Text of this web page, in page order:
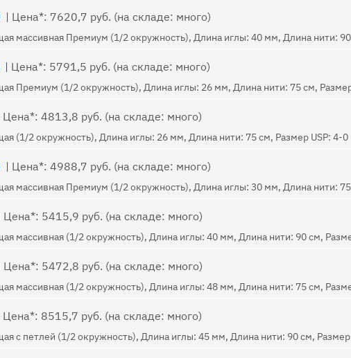
| Цена*: 7620,7 руб. (на складе: много)
массивная Премиум (1/2 окружность), Длина иглы: 40 мм, Длина нити: 90
| Цена*: 5791,5 руб. (на складе: много)
Премиум (1/2 окружность), Длина иглы: 26 мм, Длина нити: 75 см,
Цена*: 4813,8 руб. (на складе: много)
(1/2 окружность), Длина иглы: 26 мм, Длина нити: 75 см, Размер USP: 4-0
| Цена*: 4988,7 руб. (на складе: много)
массивная Премиум (1/2 окружность), Длина иглы: 30 мм, Длина нити: 75
Цена*: 5415,9 руб. (на складе: много)
массивная (1/2 окружность), Длина иглы: 40 мм, Длина нити: 90 см,
Цена*: 5472,8 руб. (на складе: много)
массивная (1/2 окружность), Длина иглы: 48 мм, Длина нити: 75 см,
Цена*: 8515,7 руб. (на складе: много)
с петлей (1/2 окружность), Длина иглы: 45 мм, Длина нити: 90 см, Размер